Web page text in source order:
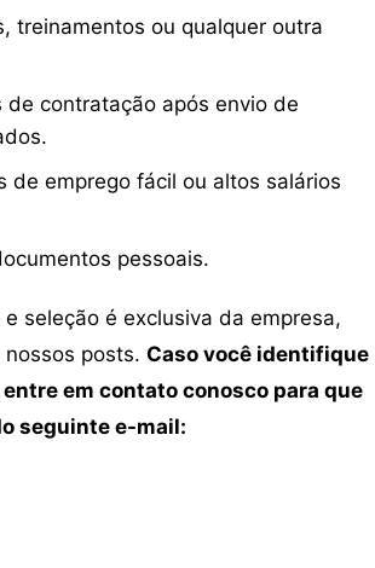
treinamentos ou qualquer outra
contratação após envio de
de emprego fácil ou altos salários
pessoais.
seleção é exclusiva da empresa,
posts. Caso você identifique
em contato conosco para que
seguinte e-mail: